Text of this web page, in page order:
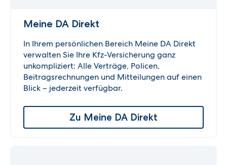
Meine DA Direkt
In Ihrem persönlichen Bereich Meine DA Direkt
verwalten Sie Ihre Kfz-Versicherung ganz
unkompliziert: Alle Verträge, Policen,
Beitragsrechnungen und Mitteilungen auf einen
Blick – jederzeit verfügbar.
Zu Meine DA Direkt